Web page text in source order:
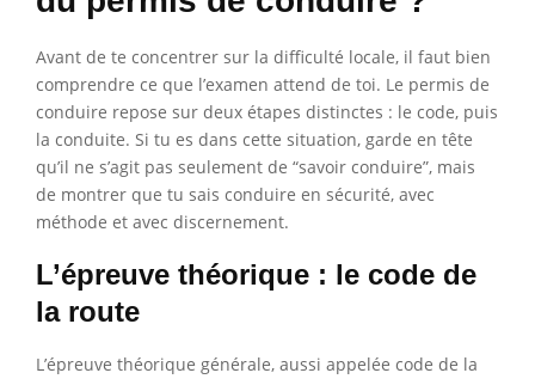
Avant de te concentrer sur la difficulté locale, il faut bien
comprendre ce que l’examen attend de toi. Le permis de
conduire repose sur deux étapes distinctes : le code, puis
la conduite. Si tu es dans cette situation, garde en tête
qu’il ne s’agit pas seulement de “savoir conduire”, mais
de montrer que tu sais conduire en sécurité, avec
méthode et avec discernement.
L’épreuve théorique : le code de
la route
L’épreuve théorique générale, aussi appelée code de la